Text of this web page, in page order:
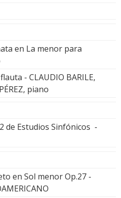
en La menor para
- CLAUDIO BARILE,
piano
de Estudios Sinfónicos -
en Sol menor Op.27 -